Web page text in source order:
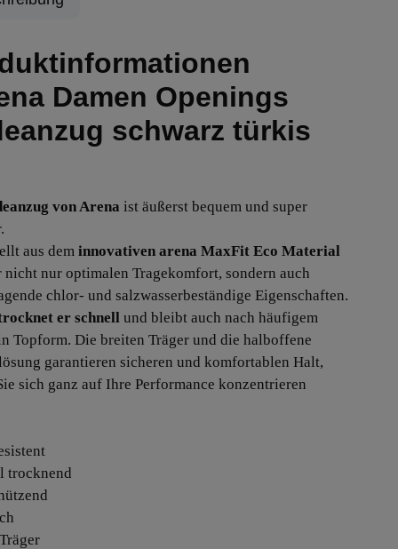
Damen Openings
schwarz türkis
von Arena ist äußerst bequem und super
aus dem innovativen arena MaxFit Eco Material
nicht nur optimalen Tragekomfort, sondern auch
chlor- und salzwasserbeständige Eigenschaften.
er schnell und bleibt auch nach häufigem
Topform. Die breiten Träger und die halboffene
garantieren sicheren und komfortablen Halt,
sich ganz auf Ihre Performance konzentrieren
trocknend